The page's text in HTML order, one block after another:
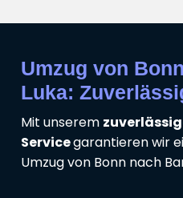
Umzug von
Luka:
Mit unserem
Servicegarantieren wir
Umzug von Bonn nach